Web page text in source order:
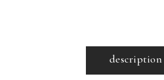
description